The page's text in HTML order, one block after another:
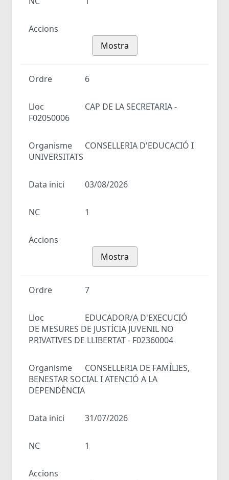
Accions
Mostra
Ordre 6
Lloc
CAP DE LA SECRETARIA -
F02050006
Organisme
CONSELLERIA D'EDUCACIÓ I
UNIVERSITATS
Data inici 03/08/2026
NC 1
Accions
Mostra
Ordre 7
Lloc
EDUCADOR/A D'EXECUCIÓ
DE MESURES DE JUSTÍCIA JUVENIL NO
PRIVATIVES DE LLIBERTAT - F02360004
Organisme
CONSELLERIA DE FAMÍLIES,
BENESTAR SOCIAL I ATENCIÓ A LA
DEPENDÈNCIA
Data inici 31/07/2026
NC 1
Accions